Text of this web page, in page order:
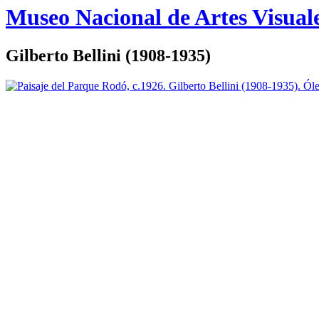
Logo
MNAV
Museo Nacional de Artes
Gilberto Bellini (1908-1935)